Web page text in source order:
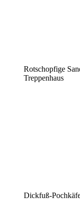
Rotschopfige
Treppenhaus
Dickfuß-